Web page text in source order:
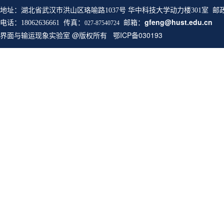
地址：湖北省武汉市洪山区珞喻路1037号 华中科技大学动力楼301室
电话：18062636661 传真： 027-87540724 邮箱： gfeng@hust.edu.cn
界面与输运现象实验室 @版权所有 鄂ICP备030193